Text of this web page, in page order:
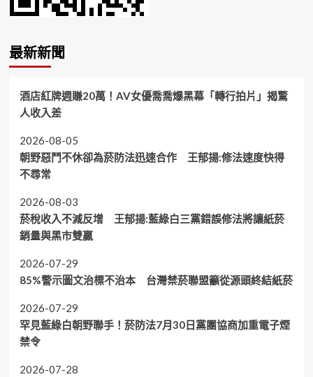
最新新聞
酒店紅牌週賺20萬！AV女優喬喬爆黑幕「轉行拍片」揭驚
人收入差
2026-08-05
朝野惡鬥不休卻為菸防法迅速合作 王郁揚:修法速度快得
不尋常
2026-08-03
菸稅收入不減反增 王郁揚:藍綠白三黨錯誤修法將讓紙菸
銷量與黑市雙贏
2026-07-29
85%警示圖文治標不治本 台灣禁菸聯盟籲從源頭終結紙菸
2026-07-29
罕見藍綠白朝野聯手！菸防法7月30日黨團協商加重電子煙
禁令
2026-07-28